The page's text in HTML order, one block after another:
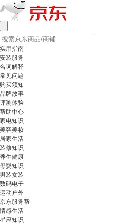
实用指南
安装服务
名词解释
常见问题
购买须知
品牌故事
评测体验
帮助中心
家电知识
美容美妆
居家生活
装修知识
养生健康
母婴知识
男装女装
数码电子
运动户外
京东服务帮
情感生活
星座知识